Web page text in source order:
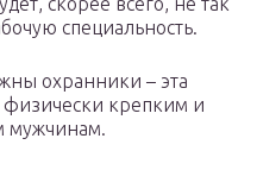
специальность.
охранники – эта
физически крепким и
мужчинам.